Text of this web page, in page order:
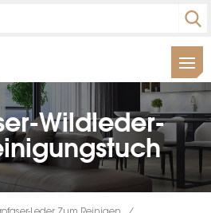
Wildleder-